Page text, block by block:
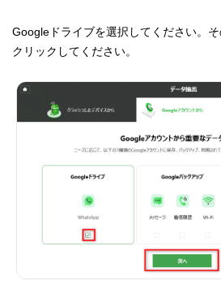
Googleドライブを選択してください。
クリックしてください。